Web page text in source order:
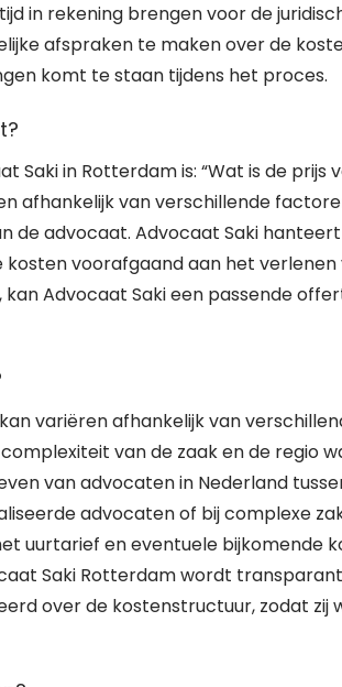
in rekening brengen voor de
afspraken te maken over de
komt te staan tijdens het proces.
Saki in Rotterdam is: “Wat is de prijs
afhankelijk van verschillende
de advocaat. Advocaat Saki
voorafgaand aan het verlenen
Advocaat Saki een passende
variëren afhankelijk van
van de zaak en de regio
van advocaten in Nederland
advocaten of bij complexe
uurtarief en eventuele bijkomende
Saki Rotterdam wordt
over de kostenstructuur, zodat zij